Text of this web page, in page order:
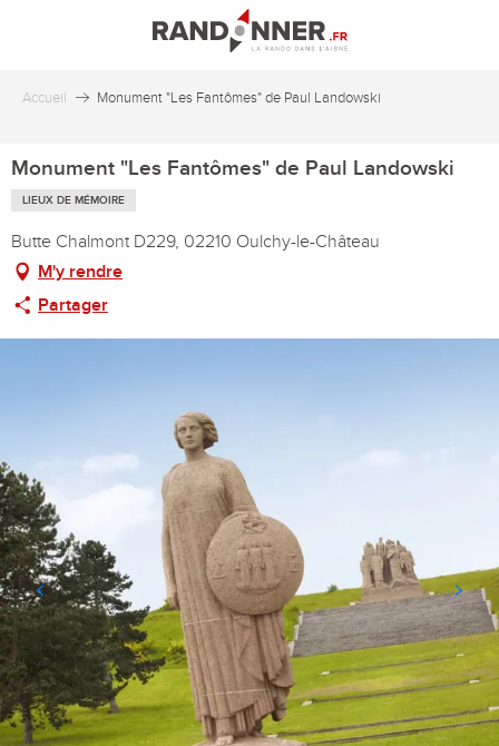
principal
Accueil Monument "Les Fantômes" de Paul Landowski
Monument "Les Fantômes" de Paul Landowski
LIEUX DE MÉMOIRE
Butte Chalmont D229, 02210 Oulchy-le-Château
M'y rendre
Partager